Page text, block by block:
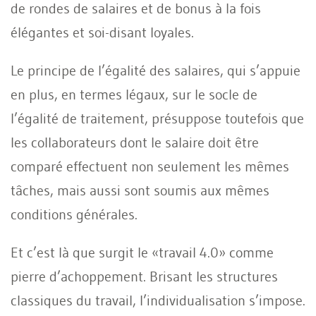
de rondes de salaires et de bonus à la fois
élégantes et soi-disant loyales.
Le principe de l’égalité des salaires, qui s’appuie
en plus, en termes légaux, sur le socle de
l’égalité de traitement, présuppose toutefois que
les collaborateurs dont le salaire doit être
comparé effectuent non seulement les mêmes
tâches, mais aussi sont soumis aux mêmes
conditions générales.
Et c’est là que surgit le «travail 4.0» comme
pierre d’achoppement. Brisant les structures
classiques du travail, l’individualisation s’impose.